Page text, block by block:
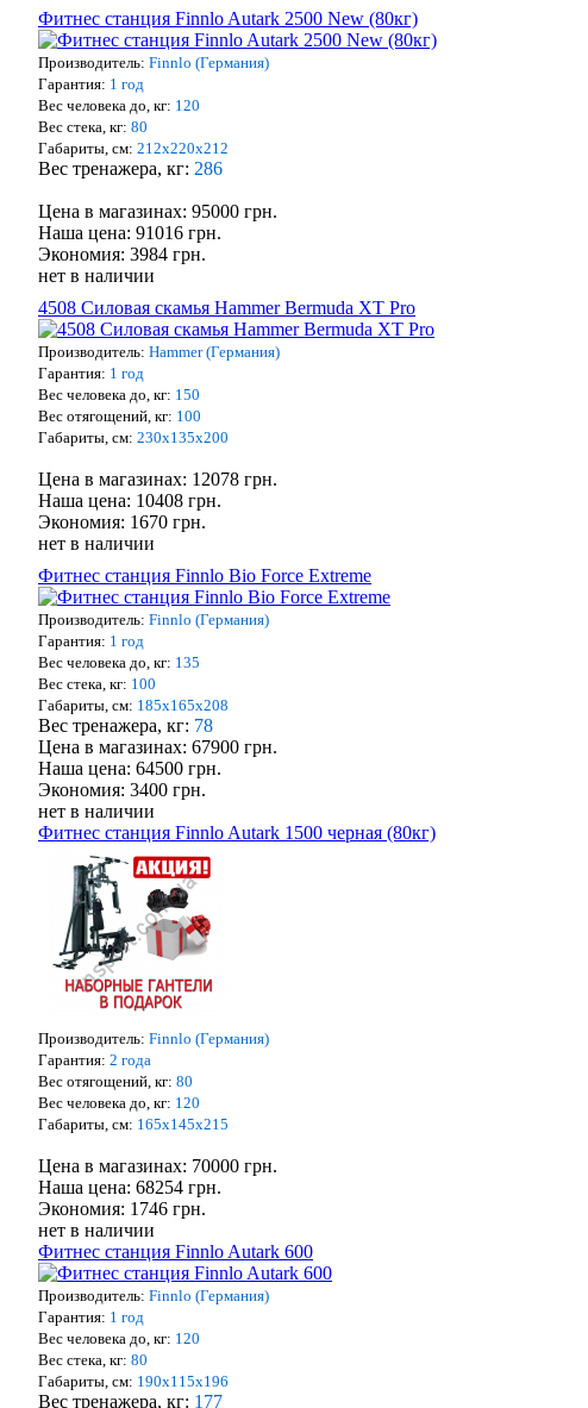
Фитнес станция Finnlo Autark 2500 New (80кг)
Производитель: Finnlo (Германия)
Гарантия: 1 год
Вес человека до, кг: 120
Вес стека, кг: 80
Габариты, см: 212х220х212
Вес тренажера, кг: 286
Цена в магазинах: 95000 грн.
Наша цена: 91016 грн.
Экономия: 3984 грн.
нет в наличии
4508 Силовая скамья Hammer Bermuda XT Pro
Производитель: Hammer (Германия)
Гарантия: 1 год
Вес человека до, кг: 150
Вес отягощений, кг: 100
Габариты, см: 230х135х200
Цена в магазинах: 12078 грн.
Наша цена: 10408 грн.
Экономия: 1670 грн.
нет в наличии
Фитнес станция Finnlo Bio Force Extreme
Производитель: Finnlo (Германия)
Гарантия: 1 год
Вес человека до, кг: 135
Вес стека, кг: 100
Габариты, см: 185х165х208
Вес тренажера, кг: 78
Цена в магазинах: 67900 грн.
Наша цена: 64500 грн.
Экономия: 3400 грн.
нет в наличии
Фитнес станция Finnlo Autark 1500 черная (80кг)
Производитель: Finnlo (Германия)
Гарантия: 2 года
Вес отягощений, кг: 80
Вес человека до, кг: 120
Габариты, см: 165х145х215
Цена в магазинах: 70000 грн.
Наша цена: 68254 грн.
Экономия: 1746 грн.
нет в наличии
Фитнес станция Finnlo Autark 600
Производитель: Finnlo (Германия)
Гарантия: 1 год
Вес человека до, кг: 120
Вес стека, кг: 80
Габариты, см: 190х115х196
Вес тренажера, кг: 177